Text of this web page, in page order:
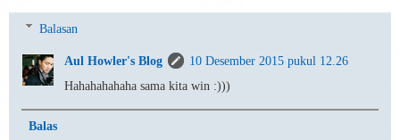
Balasan
Aul Howler's Blog
10 Desember 2015 pukul 12.26
Hahahahahaha sama kita win :)))
Balas